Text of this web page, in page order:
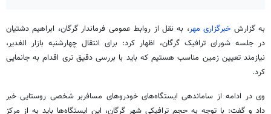
به گزارش خبرگزاری مهر، به نقل از روابط عمومی فرماندار گرگان، ابراهیم دشتیان
در جلسه شورای ترافیک گرگان، اظهار کرد: برای انتقال چهارشنبه بازار الغدیر،
نیازمند تعیین زمین مناسب هستیم که باید با بررسی دقیق تری اقدام به جانمایی
کرد.
وی در ادامه از ساماندهی ایستگاه‌های خودروهای مسافربر شخصی روستایی خبر
داد و گفت: با توجه به حجم ترافیکی شهر گرگان، این ایستگاه‌ها باید به از مرکز